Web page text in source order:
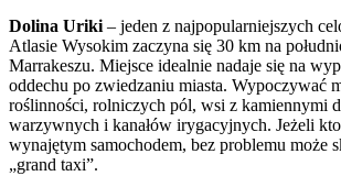
Dolina Uriki– jeden z najpopularniejszych
Atlasie Wysokim zaczyna się 30 km na
Marrakeszu. Miejsce idealnie nadaje się na
oddechu po zwiedzaniu miasta. Wypoczywać
roślinności, rolniczych pól, wsi z kamiennymi
warzywnych i kanałów irygacyjnych. Jeżeli
wynajętym samochodem, bez problemu może
„grand taxi”.